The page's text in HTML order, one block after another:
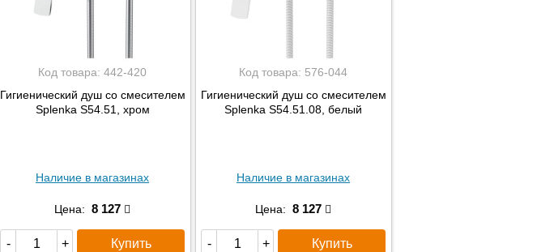
Код товара: 442-420
Гигиенический душ со смесителем
Splenka S54.51, хром
Наличие в магазинах
Цена: 8 127
- + Купить
Код товара: 576-044
Гигиенический душ со смесителем
Splenka S54.51.08, белый
Наличие в магазинах
Цена: 8 127
- + Купить